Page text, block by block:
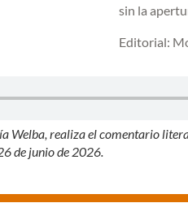
sin la
Editorial:
Welba, realiza el comentario
de junio de 2026.